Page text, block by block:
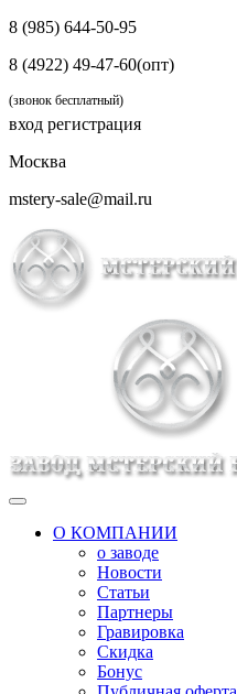
8 (985) 644-50-95
8 (4922) 49-47-60(опт)
(звонок бесплатный)
вход регистрация
Москва
mstery-sale@mail.ru
О КОМПАНИИ
о заводе
Новости
Статьи
Партнеры
Гравировка
Скидка
Бонус